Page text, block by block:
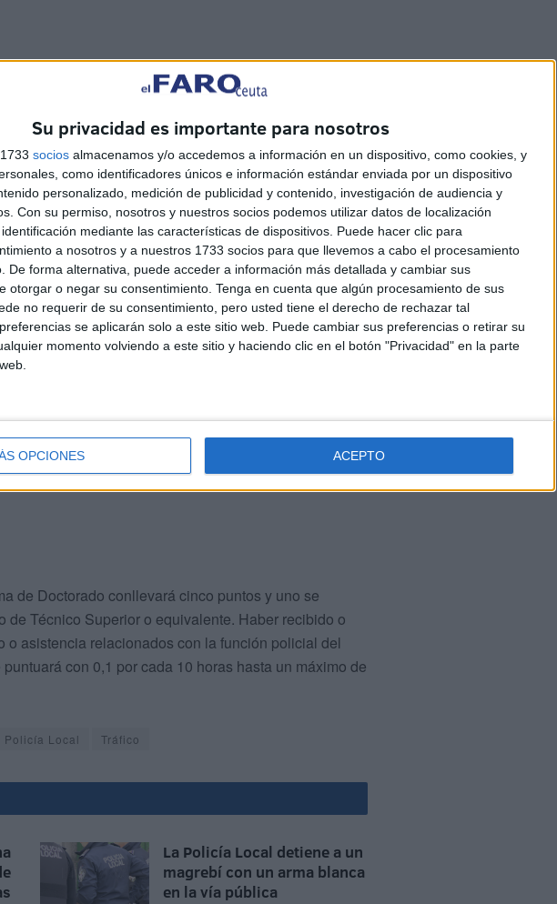
Su privacidad es importante para nosotros
socios almacenamos y/o accedemos a información en un dispositivo, como cookies, y
como identificadores únicos e información estándar enviada por un dispositivo
personalizado, medición de publicidad y contenido, investigación de audiencia y
Con su permiso, nosotros y nuestros socios podemos utilizar datos de localización
mediante las características de dispositivos. Puede hacer clic para
a nosotros y a nuestros 1733 socios para que llevemos a cabo el procesamiento
De forma alternativa, puede acceder a información más detallada y cambiar sus
otorgar o negar su consentimiento. Tenga en cuenta que algún procesamiento de sus
no requerir de su consentimiento, pero usted tiene el derecho de rechazar tal
se aplicarán solo a este sitio web. Puede cambiar sus preferencias o retirar su
momento volviendo a este sitio y haciendo clic en el botón "Privacidad" en la parte
OPCIONES ACEPTO
se seguirá valorando sin cambios su experiencia
también hasta 40) y otros méritos como
20 puntos), desde una felicitación pública hasta la
servicio completo en el Cuerpo de la Policía Local de
Los 12 meses desempeñando funciones propias de
UPAC o GOA se valorará con 0,5 puntos y en
de Doctorado conllevará cinco puntos y uno se
Técnico Superior o equivalente. Haber recibido o
asistencia relacionados con la función policial del
con 0,1 por cada 10 horas hasta un máximo de
Policía Local Tráfico
La Policía Local detiene a un
magrebí con un arma blanca
en la vía pública